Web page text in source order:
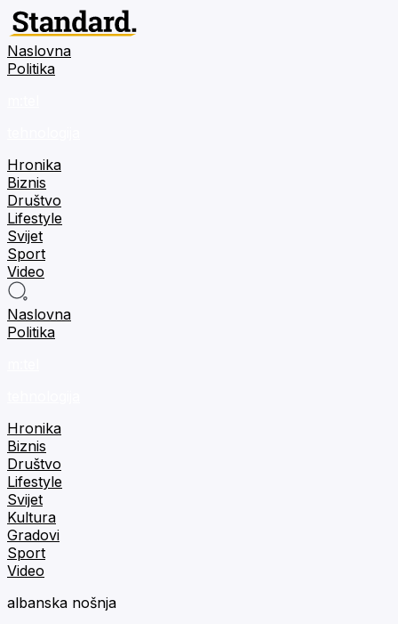
Naslovna
Politika
Hronika
Biznis
Društvo
Lifestyle
Svijet
Sport
Video
Naslovna
Politika
Hronika
Biznis
Društvo
Lifestyle
Svijet
Kultura
Gradovi
Sport
Video
albanska nošnja